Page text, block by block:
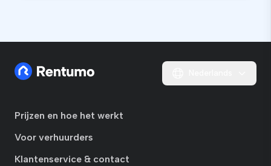
Prijzen en hoe het werkt
Voor verhuurders
Klantenservice & contact